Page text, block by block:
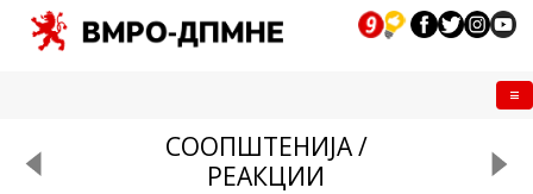
СООПШТЕНИЈА /
РЕАКЦИИ